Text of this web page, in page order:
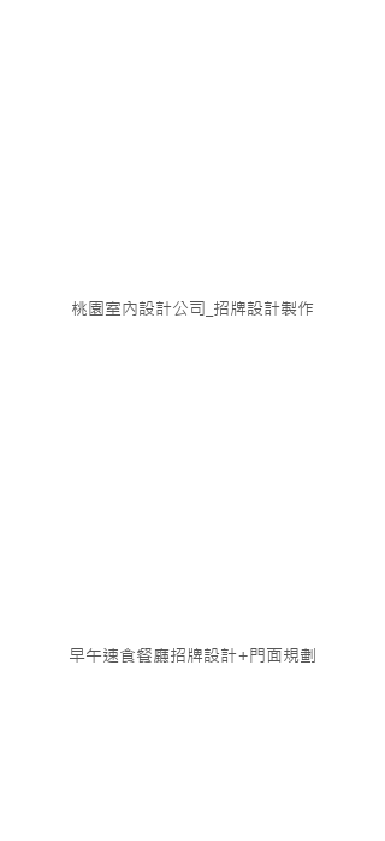
桃園室內設計公司_招牌設計製作
早午速食餐廳招牌設計+門面規劃